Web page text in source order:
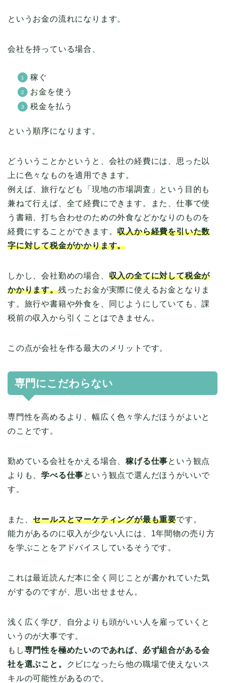
というお金の流れになります。
会社を持っている場合、
稼ぐ
お金を使う
税金を払う
という順序になります。
どういうことかというと、会社の経費には、思った以
上に色々なものを適用できます。
例えば、旅行なども「現地の市場調査」という目的も
兼ねて行えば、全て経費にできます。また、仕事で使
う書籍、打ち合わせのための外食などかなりのものを
経費にすることができます。収入から経費を引いた数
字に対して税金がかかります。
しかし、会社勤めの場合、 収入の全てに対して税金が
かかります。残ったお金が実際に使えるお金となりま
す。旅行や書籍や外食を、同じようにしていても、課
税前の収入から引くことはできません。
この点が会社を作る最大のメリットです。
専門にこだわらない
専門性を高めるより、幅広く色々学んだほうがよいと
のことです。
勤めている会社をかえる場合、稼げる仕事という観点
よりも、学べる仕事という観点で選んだほうがいいで
す。
また、セールスとマーケティングが最も重要です。
能力があるのに収入が少ない人には、1年間物の売り方
を学ぶことをアドバイスしているそうです。
これは最近読んだ本に全く同じことが書かれていた気
がするのですが、思い出せません。
浅く広く学び、自分よりも頭がいい人を雇っていくと
いうのが大事です。
もし専門性を極めたいのであれば、必ず組合がある会
社を選ぶこと。
クビになったら他の職場で使えないス
キルの可能性があるので。